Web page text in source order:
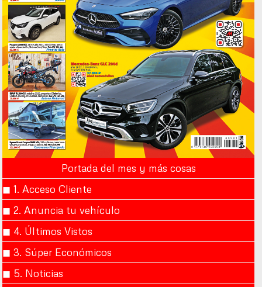
Portada del mes y más cosas
◼︎ 1. Acceso Cliente
◼︎ 2. Anuncia tu vehículo
◼︎ 4. Últimos Vistos
◼︎ 3. Súper Económicos
◼︎ 5. Noticias